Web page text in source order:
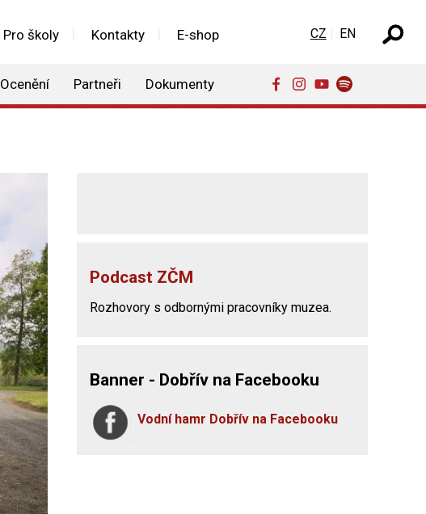
Pro školy Kontakty E-shop
Ocenění Partneři Dokumenty
Zvolte jazyk
CZ EN
Podcast ZČM
Rozhovory s odbornými pracovníky muzea.
Banner - Dobřív na Facebooku
Vodní hamr Dobřív na Facebooku